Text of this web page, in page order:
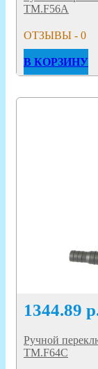
TM.F56A
ОТЗЫВЫ - 0
В КОРЗИНУ
1344.89
Ручной
TM.F64С